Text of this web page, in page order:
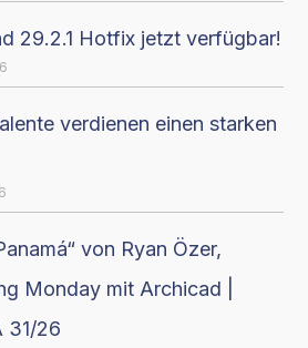
29.2.1 Hotfix jetzt verfügbar!
verdienen einen starken
von Ryan Özer,
Monday mit Archicad |
31/26